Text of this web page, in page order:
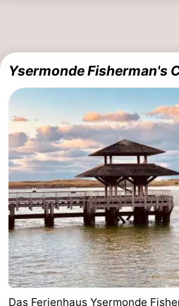
Ysermonde Fisherman's
Das Ferienhaus Ysermonde